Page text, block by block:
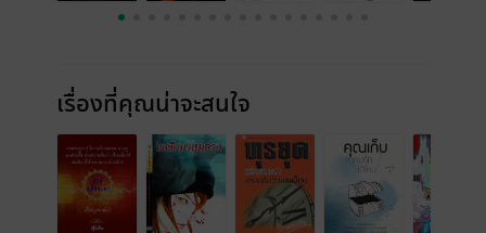
เรื่องที่คุณน่าจะสนใจ